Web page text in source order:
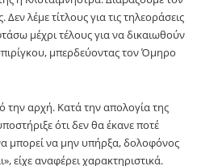
λέμε τίτλους για τις τηλεοράσεις
μέχρι τέλους για να δικαιωθούν
μπερδεύοντας τον Όμηρο
την αρχή. Κατά την απολογία της
ότι δεν θα έκανε ποτέ
μπορεί να μην υπήρξα, δολοφόνος
είχε αναφέρει χαρακτηριστικά.